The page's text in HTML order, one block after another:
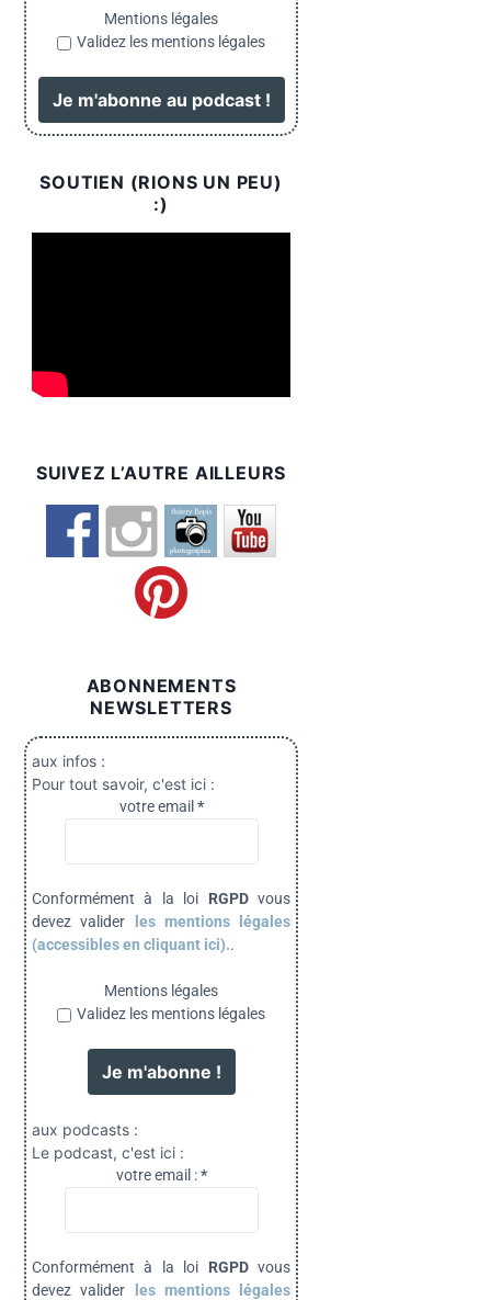
Mentions légales
Validez les mentions légales
SOUTIEN (RIONS UN PEU)
:)
SUIVEZ L’AUTRE AILLEURS
ABONNEMENTS
NEWSLETTERS
aux infos :
Pour tout savoir, c'est ici :
votre email *
Conformément à la loi RGPDvous
devez valider
les mentions légales
(accessibles en cliquant ici)..
Mentions légales
Validez les mentions légales
aux podcasts :
Le podcast, c'est ici :
votre email :*
Conformément à la loi RGPDvous
devez valider
les mentions légales